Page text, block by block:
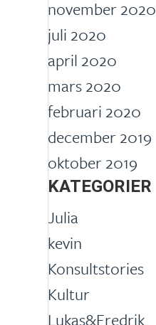
november 2020
juli 2020
april 2020
mars 2020
februari 2020
december 2019
oktober 2019
KATEGORIER
Julia
kevin
Konsultstories
Kultur
Lukas&Fredrik